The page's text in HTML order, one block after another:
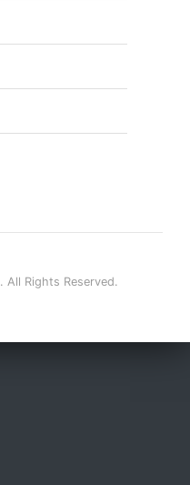
. All Rights Reserved.